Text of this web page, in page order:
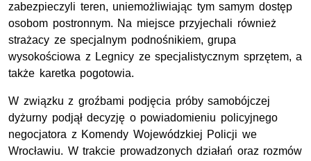
zabezpieczyli teren, uniemożliwiając tym samym dostęp
osobom postronnym. Na miejsce przyjechali również
strażacy ze specjalnym podnośnikiem, grupa
wysokościowa z Legnicy ze specjalistycznym sprzętem, a
także karetka pogotowia.
W związku z groźbami podjęcia próby samobójczej
dyżurny podjął decyzję o powiadomieniu policyjnego
negocjatora z Komendy Wojewódzkiej Policji we
Wrocławiu. W trakcie prowadzonych działań oraz rozmów